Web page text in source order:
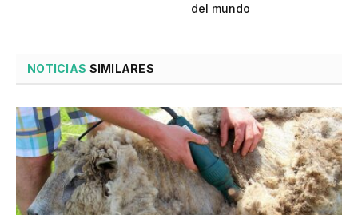
del mundo
NOTICIAS SIMILARES